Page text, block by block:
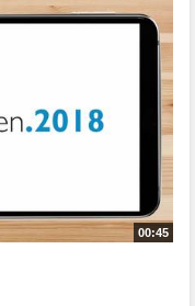
00:45